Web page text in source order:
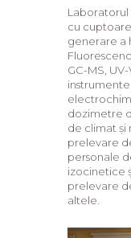
Laboratorul
cu
generare a
GC-MS,
dozimetre
de climat
prelevare
personale
izocinetice
prelevare
altele.